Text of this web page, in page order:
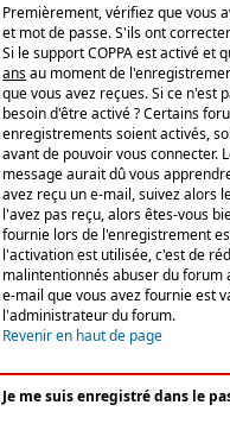
Premièrement, vérifiez que vous
et mot de passe. S'ils ont
Si le support COPPA est activé et
ansau moment de
que vous avez reçues. Si ce n'est
besoin d'être activé ? Certains
enregistrements soient activés,
avant de pouvoir vous connecter.
message aurait dû vous
avez reçu un e-mail, suivez alors
l'avez pas reçu, alors êtes-vous
fournie lors de l'enregistrement
l'activation est utilisée, c'est de
malintentionnés abuser du forum
e-mail que vous avez fournie est
l'administrateur du forum.
Revenir en haut de page
Je me suis enregistré dans le